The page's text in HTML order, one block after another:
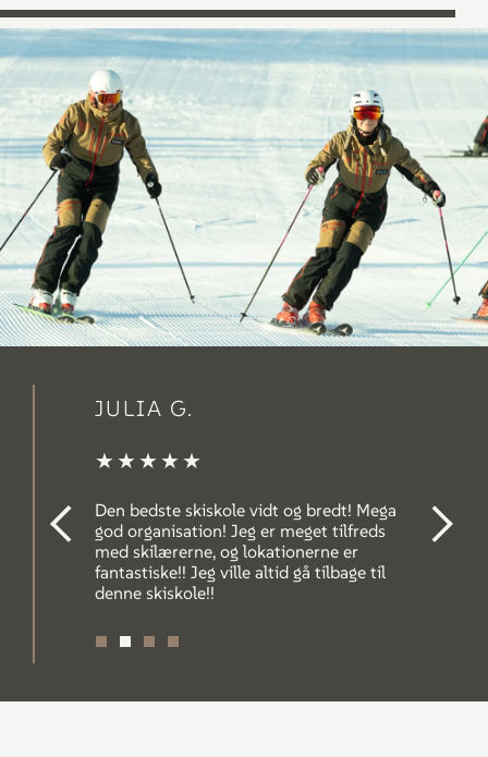
JULIA G.
★★★★★
Den bedste skiskole vidt og bredt! Mega
god organisation! Jeg er meget tilfreds
med skilærerne, og lokationerne er
fantastiske!! Jeg ville altid gå tilbage til
denne skiskole!!